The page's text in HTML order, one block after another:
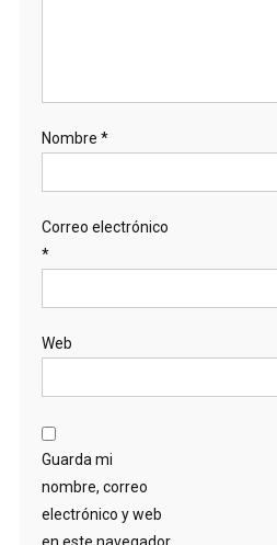
Nombre *
Correo electrónico
*
Web
Guarda mi
nombre, correo
electrónico y web